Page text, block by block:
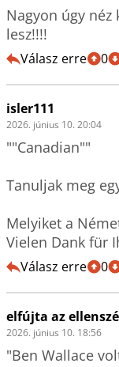
Nagyon úgy
lesz!!!!
Válasz erre 0
isler111
2026. június 10. 20:04
""Canadian""
Tanuljak meg
Melyiket a
Válasz erre 0
elfújta az
2026. június 10. 18:56
"Ben Wallace